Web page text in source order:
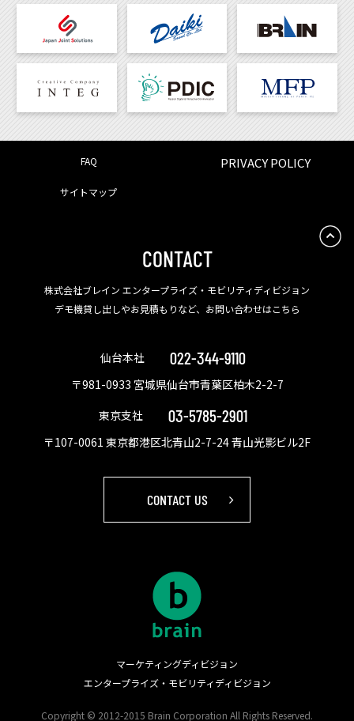
FAQ PRIVACY POLICY
サイトマップ
CONTACT
株式会社ブレイン エンタープライズ・モビリティディビジョン
デモ機貸し出しやお見積もりなど、お問い合わせはこちら
仙台本社 022-344-9110
〒981-0933 宮城県仙台市青葉区柏木2-2-7
東京支社
03-5785-2901
〒107-0061 東京都港区北青山2-7-24 青山光影ビル2F
CONTACT US
マーケティングディビジョン
エンタープライズ・モビリティディビジョン
Copyright © 2012-2015 Brain Corporation All Rights Reserved.